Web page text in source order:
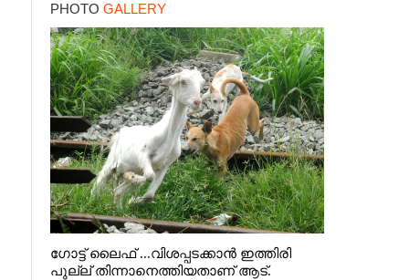
PHOTO GALLERY
ഗോട്ട് ലൈഫ് ...വിശപ്പടക്കാൻ ഇത്തിരി
പുല്ല് തിന്നാനെത്തിയതാണ് ആട്.